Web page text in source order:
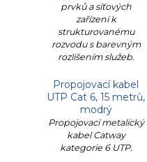
prvků a síťových
zařízení k
strukturovanému
rozvodu s barevným
rozlišením služeb.
Propojovací kabel
UTP Cat 6, 15 metrů,
modrý
Propojovací metalický
kabel Catway
kategorie 6 UTP.